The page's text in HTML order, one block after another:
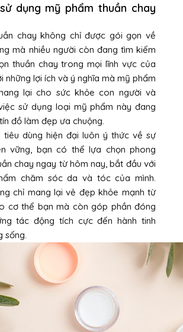
dụng mỹ phẩm thuần chay
chay không chỉ được gói gọn về
mà nhiều người còn đang tìm kiếm
thuần chay trong mọi lĩnh vực của
những lợi ích và ý nghĩa mà mỹ phẩm
lại cho sức khỏe con người và
sử dụng loại mỹ phẩm này đang
đồ làm đẹp ưa chuộng.
tiêu dùng hiện đại luôn ý thức về sự
vững, bạn có thể lựa chọn phong
chay ngay từ hôm nay, bắt đầu với
chăm sóc da và tóc của mình.
chỉ mang lại vẻ đẹp khỏe mạnh từ
cơ thể bạn mà còn góp phần đóng
tác động tích cực đến hành tinh
sống.